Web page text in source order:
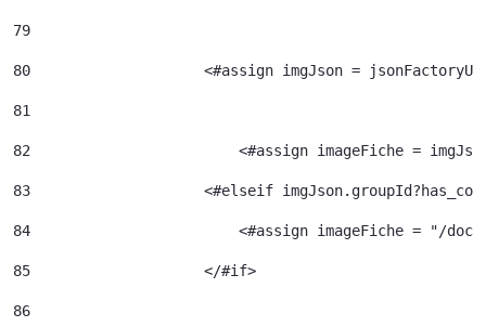
79
80
<#assign imgJson =
81
82
<#assign imageFiche =
83
<#elseif
84
<#assign
85
                    </#if>
86